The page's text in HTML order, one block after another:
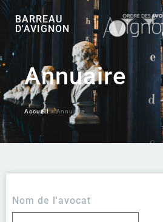
BARREAU
D'AVIGNON
Annuaire
Accueil»Annuaire
Nom de l'avocat